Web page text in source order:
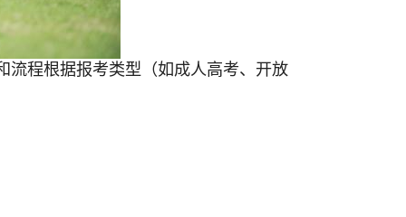
流程根据报考类型（如成人高考、开放